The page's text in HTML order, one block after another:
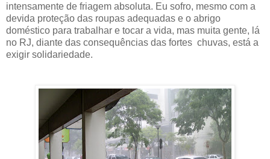
intensamente de friagem absoluta. Eu sofro, mesmo com a
devida proteção das roupas adequadas e o abrigo
doméstico para trabalhar e tocar a vida, mas muita gente, lá
no RJ, diante das consequências das fortes chuvas, está a
exigir solidariedade.